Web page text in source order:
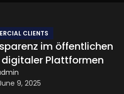
CLIENTS
im öffentlichen
digitaler Plattformen
9, 2025